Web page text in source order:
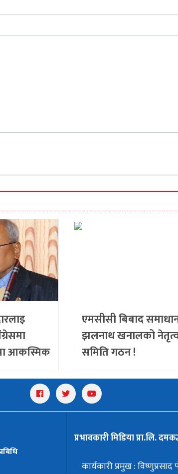
आकस्मिक
एमसीसी बिबाद
झलनाथ खनालको
समिति गठन !
प्रभावकारी मिडिया प्रा.लि.
कार्यकारी प्रमुख :